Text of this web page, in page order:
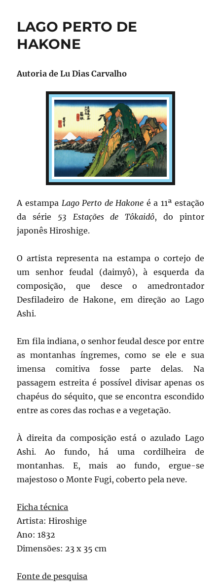
LAGO PERTO DE
HAKONE
Autoria deLu Dias Carvalho
A estampa Lago Perto de Hakone é a 11ª estação
da série 53 Estações de Tôkaidô, do pintor
japonês Hiroshige.
O artista representa na estampa o cortejo de
um senhor feudal (daimyô), à esquerda da
composição, que desce o amedrontador
Desfiladeiro de Hakone, em direção ao Lago
Ashi.
Em fila indiana, o senhor feudal desce por entre
as montanhas íngremes, como se ele e sua
imensa comitiva fosse parte delas. Na
passagem estreita é possível divisar apenas os
chapéus do séquito, que se encontra escondido
entre as cores das rochas e a vegetação.
À direita da composição está o azulado Lago
Ashi. Ao fundo, há uma cordilheira de
montanhas. E, mais ao fundo, ergue-se
majestoso o Monte Fugi, coberto pela neve.
Ficha técnica
Artista: Hiroshige
Ano: 1832
Dimensões: 23 x 35 cm
Fonte de pesquisa